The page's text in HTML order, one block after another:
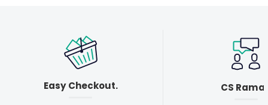
Easy Checkout. CS